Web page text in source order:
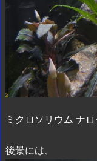
ミクロソリウム ナ
後景には、